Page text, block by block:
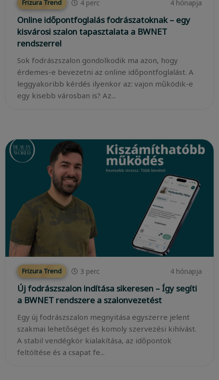
Frizura Trend 4 perc 4 hónapja
Online időpontfoglalás fodrászatoknak – egy
kisvárosi szalon tapasztalata a BWNET
rendszerrel
Sok fodrászszalon gondolkodik ma azon, hogy
érdemes-e bevezetni az online időpontfoglalást. A
leggyakoribb kérdés ilyenkor az: vajon működik-e
egy kisebb városban is? Az...
Frizura Trend 3 perc 4 hónapja
Új fodrászszalon indítása sikeresen – Így segíti
a BWNET rendszere a szalonvezetést
Egy új fodrászszalon megnyitása egyszerre jelent
szakmai lehetőséget és komoly szervezési kihívást.
A stabil vendégkör kialakítása, az időpontok
feltöltése és a csapat fe...